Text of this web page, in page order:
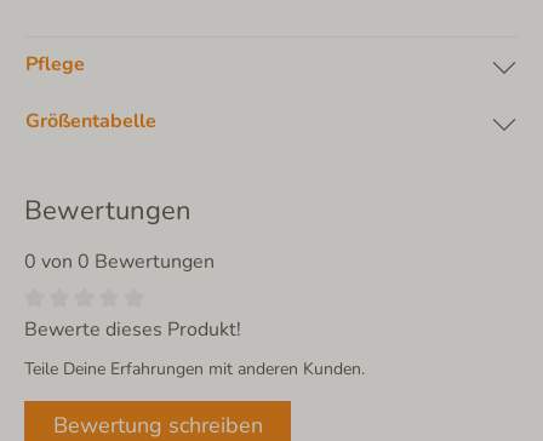
Pflege
Größentabelle
Bewertungen
0 von 0 Bewertungen
Bewerte dieses Produkt!
Teile Deine Erfahrungen mit anderen Kunden.
Bewertung schreiben